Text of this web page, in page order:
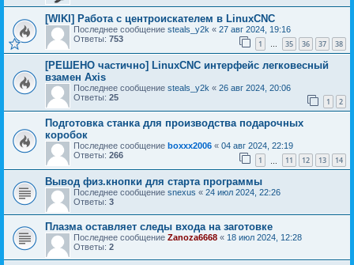
[WIKI] Работа с центроискателем в LinuxCNC
Последнее сообщение steals_y2k « 27 авг 2024, 19:16
Ответы: 753 1 … 35 36 37 38
[РЕШЕНО частично] LinuxCNC интерфейс легковесный
взамен Axis
Последнее сообщение steals_y2k « 26 авг 2024, 20:06
Ответы: 25 1 2
Подготовка станка для производства подарочных
коробок
Последнее сообщение boxxx2006 « 04 авг 2024, 22:19
Ответы: 266 1 11 12 13 14
Вывод физ.кнопки для старта программы
Последнее сообщение snexus « 24 июл 2024, 22:26
Ответы: 3
Плазма оставляет следы входа на заготовке
Последнее сообщение Zanoza6668 « 18 июл 2024, 12:28
Ответы: 2